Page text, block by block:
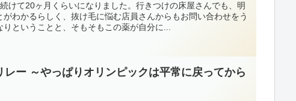
けて20ヶ月くらいになりました。行きつけの床屋さんでも、明
わかるらしく、抜け毛に悩む店員さんからもお問い合わせをう
ということと、そもそもこの薬が自分に...
ー ～やっぱりオリンピックは平常に戻ってから